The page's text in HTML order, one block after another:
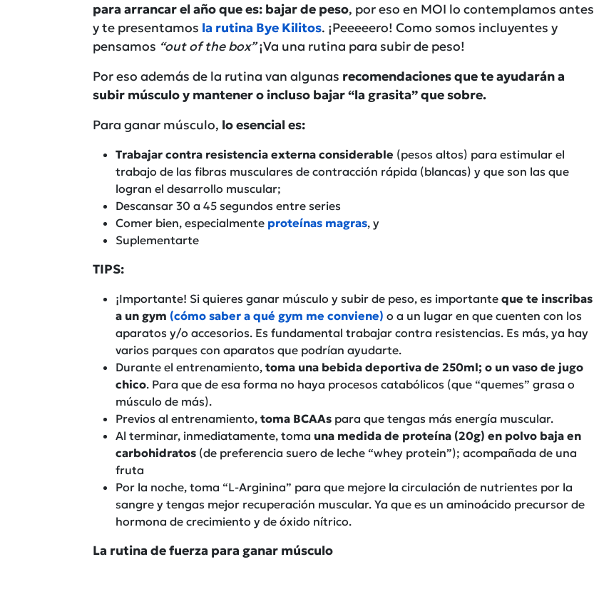
para arrancar el año que es: bajar de peso, por eso en MOI lo contemplamos antes
y te presentamos la rutina Bye Kilitos. ¡Peeeeero! Como somos incluyentes y
pensamos “out of the box”¡Va una rutina para subir de peso!
Por eso además de la rutina van algunas recomendaciones que te ayudarán a
subir músculo y mantener o incluso bajar “la grasita” que sobre.
Para ganar músculo, lo esencial es:
Trabajar contra resistencia externa considerable (pesos altos) para estimular el
trabajo de las fibras musculares de contracción rápida (blancas) y que son las que
logran el desarrollo muscular;
Descansar 30 a 45 segundos entre series
Comer bien, especialmente proteínas magras, y
Suplementarte
TIPS:
¡Importante! Si quieres ganar músculo y subir de peso, es importante que te inscribas
a un gym (cómo saber a qué gym me conviene) o a un lugar en que cuenten con los
aparatos y/o accesorios. Es fundamental trabajar contra resistencias. Es más, ya hay
varios parques con aparatos que podrían ayudarte.
Durante el entrenamiento, toma una bebida deportiva de 250ml; o un vaso de jugo
chico. Para que de esa forma no haya procesos catabólicos (que “quemes” grasa o
músculo de más).
Previos al entrenamiento, toma BCAAs para que tengas más energía muscular.
Al terminar, inmediatamente, toma una medida de proteína (20g) en polvo baja en
carbohidratos (de preferencia suero de leche “whey protein”); acompañada de una
fruta
Por la noche, toma “L-Arginina” para que mejore la circulación de nutrientes por la
sangre y tengas mejor recuperación muscular. Ya que es un aminoácido precursor de
hormona de crecimiento y de óxido nítrico.
La rutina de fuerza para ganar músculo